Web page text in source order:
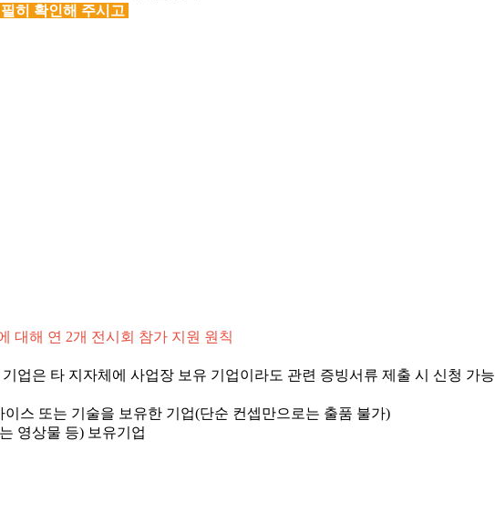
히 확인해 주시고
대해 연 2개 전시회 참가 지원 원칙
업은 타 지자체에 사업장 보유 기업이라도 관련 증빙서류 제출 시 신청 가능
스 또는 기술을 보유한 기업(단순 컨셉만으로는 출품 불가)
영상물 등) 보유기업